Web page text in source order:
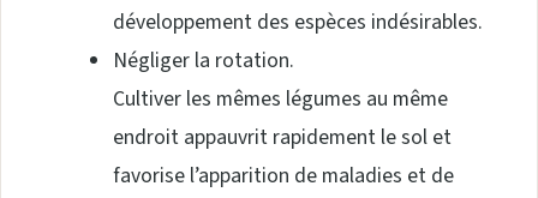
développement des espèces indésirables.
Négliger la rotation.
Cultiver les mêmes légumes au même
endroit appauvrit rapidement le sol et
favorise l’apparition de maladies et de